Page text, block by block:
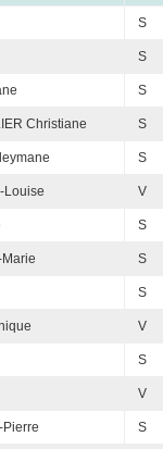
S
S
S
Christiane S
S
Louise V
S
S
S
V
S
V
Pierre S